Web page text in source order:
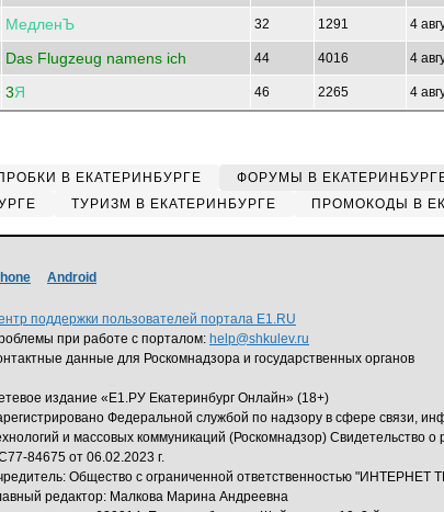
МедленЪ 32 1291 4
Das Flugzeug namens ich 44 4016 4
3Я 46 2265 4
В ЕКАТЕРИНБУРГЕ ФОРУМЫ В
ТУРИЗМ В ЕКАТЕРИНБУРГЕ ПРОМОКОДЫ В
Android
поддержки пользователей портала E1.RU
при работе с порталом: help@shkulev.ru
данные для Роскомнадзора и государственных органов
издание «Е1.РУ Екатеринбург Онлайн» (18+)
Федеральной службой по надзору в сфере связи,
и массовых коммуникаций (Роскомнадзор) Свидетельство
84675 от 06.02.2023 г.
Общество с ограниченной ответственностью
редактор: Малкова Марина Андреевна